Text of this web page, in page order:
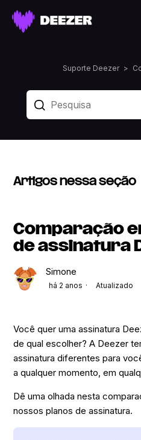
Suporte Deezer
Artigos nessa seção
Comparação
de assinatura
Simone
há 2 anos Atualizado
Você quer uma assinatura
de qual escolher? A Deezer
assinatura diferentes para
a qualquer momento, em
Dê uma olhada nesta
nossos planos de assinatura.